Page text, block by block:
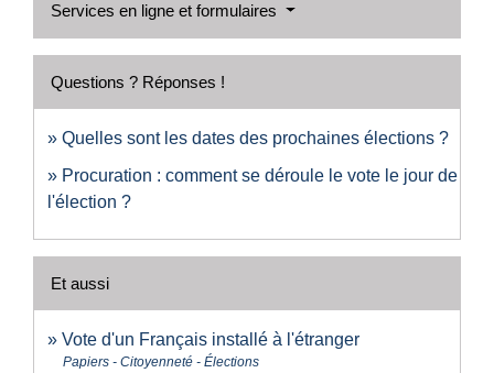
Services en ligne et formulaires
Questions ? Réponses !
Quelles sont les dates des prochaines élections ?
Procuration : comment se déroule le vote le jour de
l'élection ?
Et aussi
Vote d'un Français installé à l'étranger
Papiers - Citoyenneté - Élections